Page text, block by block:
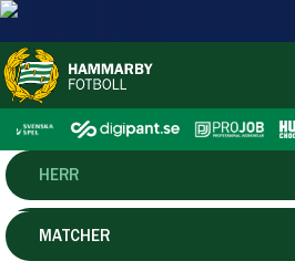
HERR
DAM
MATCHER